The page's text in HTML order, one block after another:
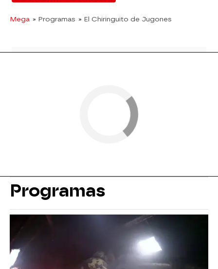
Mega » Programas » El Chiringuito de Jugones
Programas